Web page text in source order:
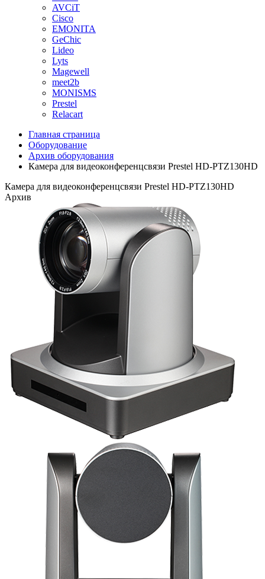
AVCiT
Cisco
EMONITA
GeChic
Lideo
Lyts
Magewell
meet2b
MONISMS
Prestel
Relacart
Главная страница
Оборудование
Архив оборудования
Камера для видеоконференцсвязи Prestel HD-PTZ130HD
Камера для видеоконференцсвязи Prestel HD-PTZ130HD
Архив